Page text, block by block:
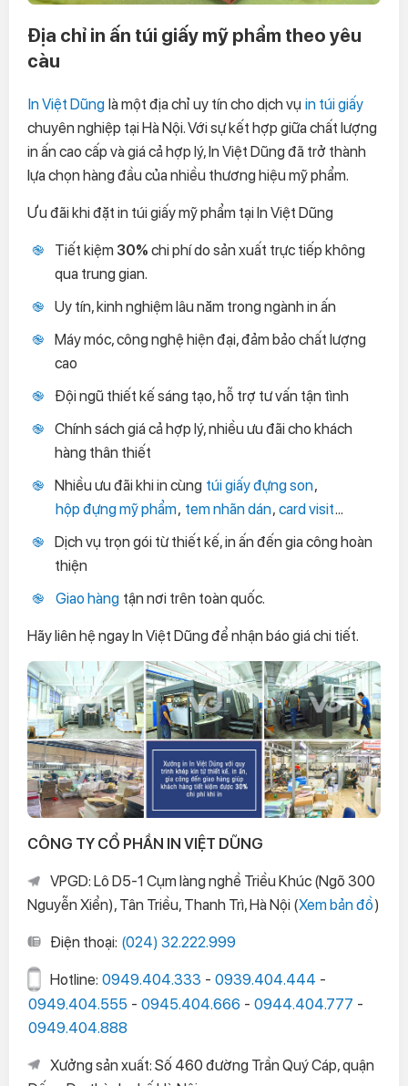
Địa chỉ in ấn túi giấy mỹ phẩm theo yêu
càu
In Việt Dũng là một địa chỉ uy tín cho dịch vụ in túi giấy
chuyên nghiệp tại Hà Nội. Với sự kết hợp giữa chất lượng
in ấn cao cấp và giá cả hợp lý, In Việt Dũng đã trở thành
lựa chọn hàng đầu của nhiều thương hiệu mỹ phẩm.
Ưu đãi khi đặt in túi giấy mỹ phẩm tại In Việt Dũng
Tiết kiệm 30% chi phí do sản xuất trực tiếp không
qua trung gian.
Uy tín, kinh nghiệm lâu năm trong ngành in ấn
Máy móc, công nghệ hiện đại, đảm bảo chất lượng
cao
Đội ngũ thiết kế sáng tạo, hỗ trợ tư vấn tận tình
Chính sách giá cả hợp lý, nhiều ưu đãi cho khách
hàng thân thiết
Nhiều ưu đãi khi in cùng túi giấy đựng son,
hộp đựng mỹ phẩm, tem nhãn dán, card visit...
Dịch vụ trọn gói từ thiết kế, in ấn đến gia công hoàn
thiện
Giao hàng tận nơi trên toàn quốc.
Hãy liên hệ ngay In Việt Dũng để nhận báo giá chi tiết.
CÔNG TY CỔ PHẦN IN VIỆT DŨNG
VPGD: Lô D5-1 Cụm làng nghề Triều Khúc (Ngõ 300
Nguyễn Xiển), Tân Triều, Thanh Trì, Hà Nội (Xem bản đồ)
Điện thoại: (024) 32.222.999
Hotline: 0949.404.333 - 0939.404.444 -
0949.404.555 - 0945.404.666 - 0944.404.777 -
0949.404.888
Xưởng sản xuất: Số 460 đường Trần Quý Cáp, quận